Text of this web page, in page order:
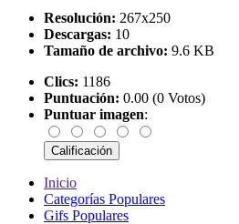
Resolución: 267x250
Descargas: 10
Tamaño de archivo: 9.6 KB
Clics: 1186
Puntuación: 0.00 (0 Votos)
Puntuar imagen:
Inicio
Categorías Populares
Gifs Populares